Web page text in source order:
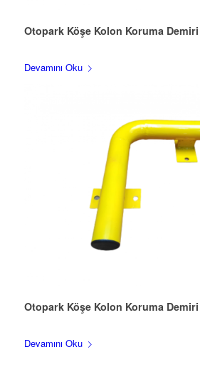
Otopark Köşe Kolon Koruma Demiri
Devamını Oku
Otopark Köşe Kolon Koruma Demiri
Devamını Oku